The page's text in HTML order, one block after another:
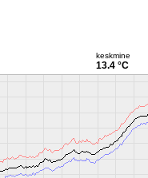
keskmine
13.4 °C